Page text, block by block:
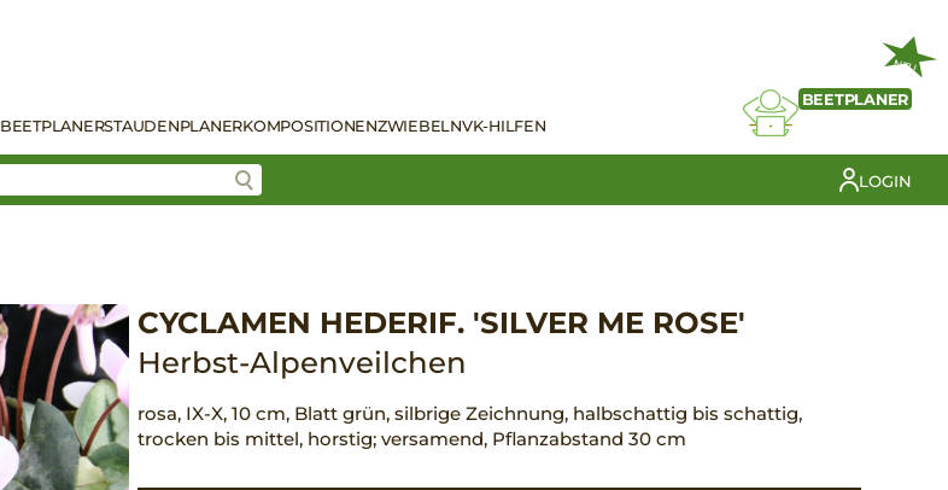
BEETPLANERSTAUDENPLANERKOMPOSITIONENZWIEBELNVK-HILFEN
NEU
BEETPLANER
LOGIN
CYCLAMEN HEDERIF. 'SILVER ME ROSE'
Herbst-Alpenveilchen
rosa, IX-X, 10 cm, Blatt grün, silbrige Zeichnung, halbschattig bis schattig,
trocken bis mittel, horstig; versamend, Pflanzabstand 30 cm